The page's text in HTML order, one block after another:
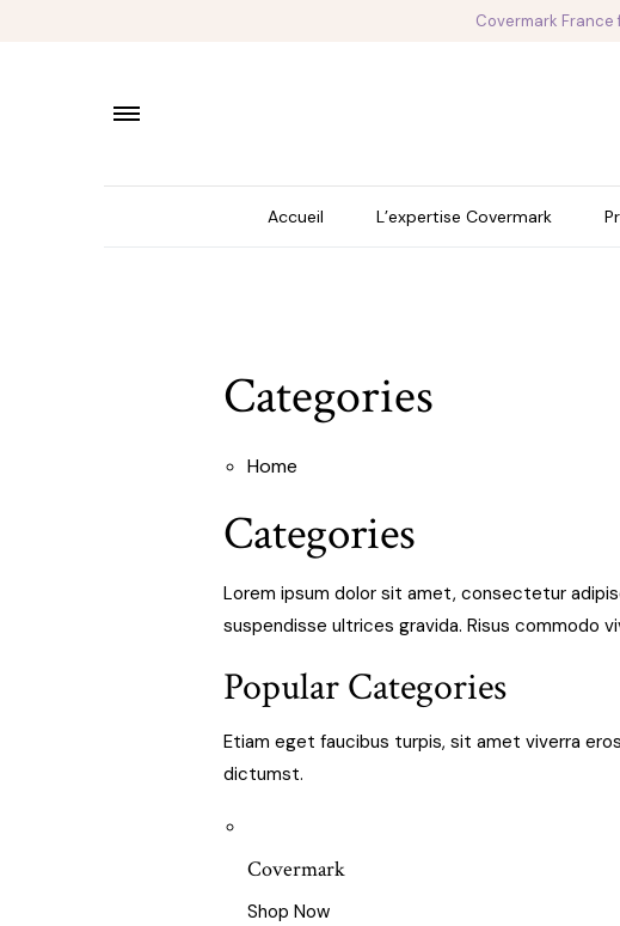
Covermark
Accueil L’expertise Covermark
Face Magic
Compact Powder
Finishing Powder
Magic Shield
Categories
Home
Categories
Lorem ipsum dolor sit amet, consectetur
suspendisse ultrices gravida. Risus commodo
Popular Categories
Etiam eget faucibus turpis, sit amet viverra
dictumst.
Covermark
Shop Now